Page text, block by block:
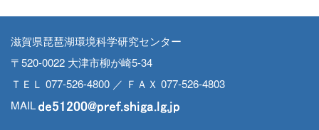
滋賀県琵琶湖環境科学研究センター
〒520-0022 大津市柳が崎5-34
ＴＥＬ 077-526-4800 ／ ＦＡＸ 077-526-4803
MAIL